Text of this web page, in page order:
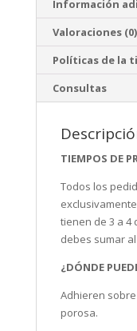
Información
Valoraciones (0)
Políticas de la
Consultas
TIEMPOS DE
Todos los
tienen de 3 a 4
debes sumar
¿DÓNDE
Adhieren
porosa.